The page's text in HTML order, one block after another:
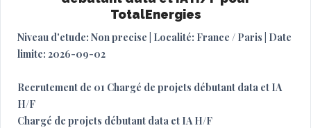
TotalEnergies
Niveau d'etude: Non precise | Localité: France / Paris | Date
limite: 2026-09-02
Recrutement de 01 Chargé de projets débutant data et IA
H/F
Chargé de projets débutant data et IA H/F